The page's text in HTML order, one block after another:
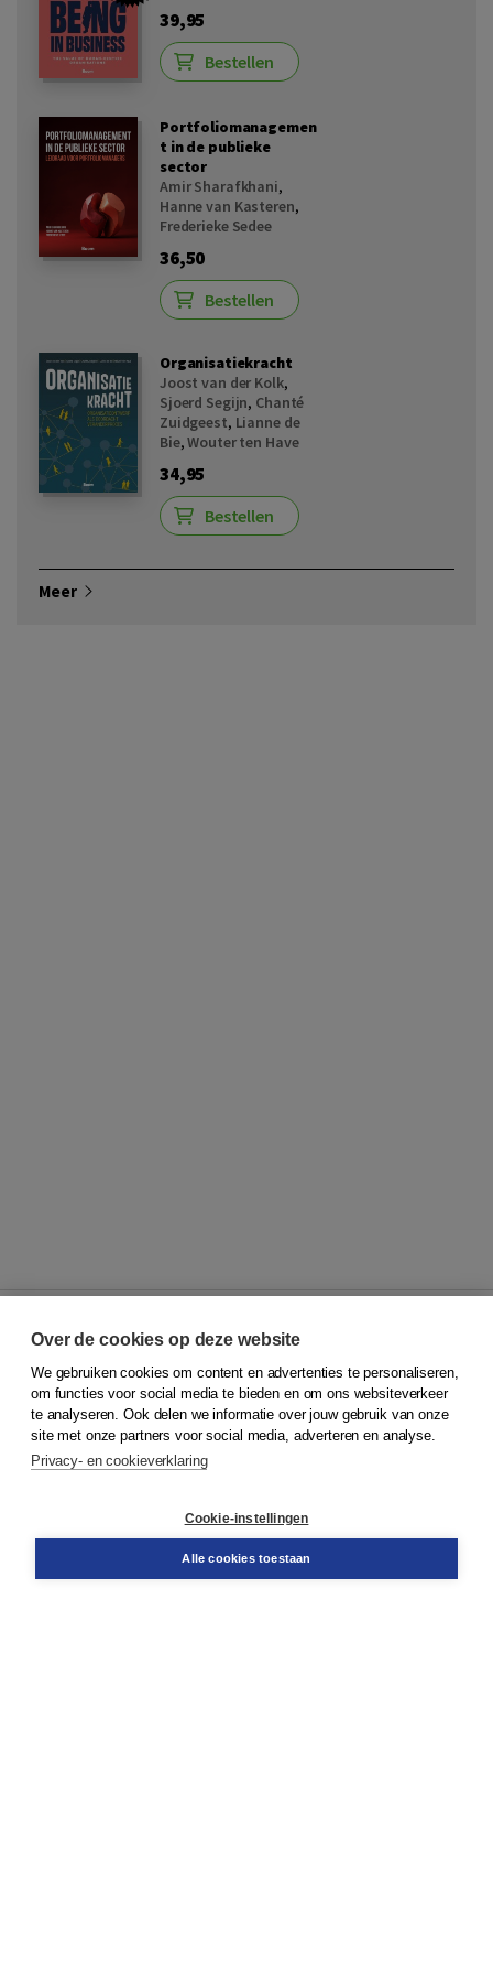
39,95
Bestellen
Portfoliomanagemen
t in de publieke
sector
Amir Sharafkhani,
Hanne van Kasteren,
Frederieke Sedee
36,50
Bestellen
Organisatiekracht
Joost van der Kolk,
Sjoerd Segijn, Chanté
Zuidgeest, Lianne de
Bie,Wouter ten Have
34,95
Bestellen
Meer
© 2026Koninklijke Boom uitgevers
Klantenservice
Service & informatie
Contact
Over de cookies op deze website
We gebruiken cookies om content en advertenties te personaliseren,
om functies voor social media te bieden en om ons websiteverkeer
te analyseren. Ook delen we informatie over jouw gebruik van onze
site met onze partners voor social media, adverteren en analyse.
Privacy- en cookieverklaring
Cookie-instellingen
Alle cookies toestaan